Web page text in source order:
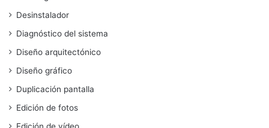
Desinstalador
Diagnóstico del sistema
Diseño arquitectónico
Diseño gráfico
Duplicación pantalla
Edición de fotos
Edición de vídeo